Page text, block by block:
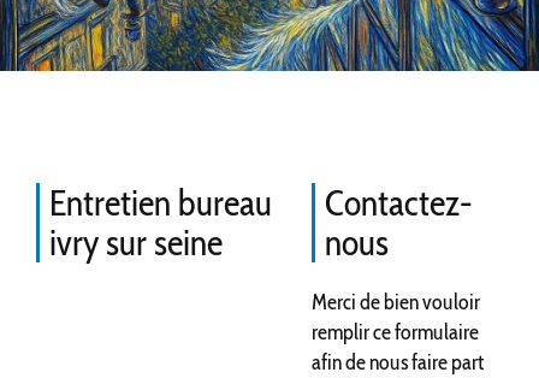
Entretien bureau
ivry sur seine
Contactez-
nous
Merci de bien vouloir
remplir ce formulaire
afin de nous faire part